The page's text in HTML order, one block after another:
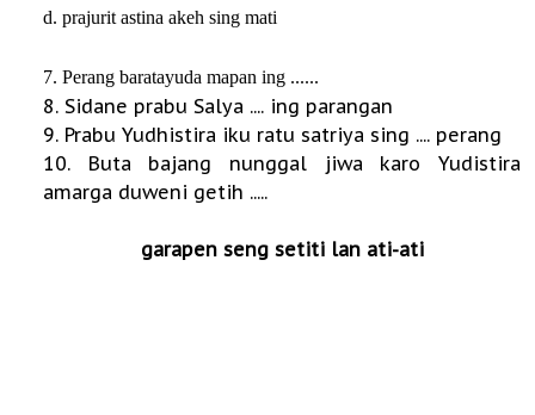
d. prajurit astina akeh sing mati
7. Perang baratayuda mapan ing ......
8. Sidane prabu Salya .... ing parangan
9. Prabu Yudhistira iku ratu satriya sing .... perang
10. Buta bajang nunggal jiwa karo Yudistira
amarga duweni getih .....
garapen seng setiti lan ati-ati